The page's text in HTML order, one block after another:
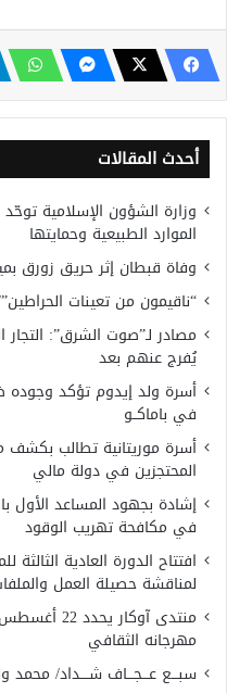
أحدث المقالات
وزارة الشؤون الإسلامية
الموارد الطبيعية وحمايتها
وفاة قبطان إثر حريق زورق
“ناقيمون من تعينات الحراطين”/
مصادر لـ”صوت الشرق”: التجار
يُفرج عنهم بعد
أسرة ولد إيدوم تؤكد وجوده
في باماكــو
أسرة موريتانية تطالب بكشف
المحتجزين في دولة مالي
إشادة بجهود المساعد الأول
في مكافحة تهريب الوقود
افتتاح الدورة العادية
لمناقشة حصيلة العمل
منتدى
مهرجانه الثقافي
سبـــع عـــجـــاف شــــداد/